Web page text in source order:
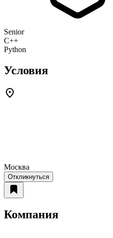
Senior
C++
Python
Условия
Москва
Откликнуться
Компания